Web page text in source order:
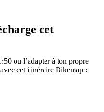
cet
ou l’adapter à ton propre
cet itinéraire Bikemap :